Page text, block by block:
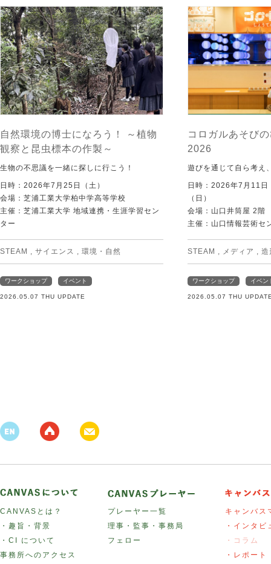
自然環境の博士になろう！ ～植物
観察と昆虫標本の作製～
生物の不思議を一緒に探しに行こう！
日時：2026年7月25日（土）
会場：芝浦工業大学柏中学高等学校
主催：芝浦工業大学 地域連携・生涯学習セン
ター
STEAM サイエンス 環境・自然
ワークショップ イベント
2026.05.07 THU UPDATE
コロガルあそび
2026
遊びを通じて自ら考え
日時：2026年7月11
（日）
会場：山口井筒屋 2階
主催：山口情報芸術セ
STEAM メディア 造
ワークショップ イベン
2026.05.07 THU
CANVASとは？
・趣旨・背景
・CI について
事務所へのアクセス
プレーヤー一覧
理事・監事・事務局
フェロー
キャンバス
・インタビ
・コラム
・レポート